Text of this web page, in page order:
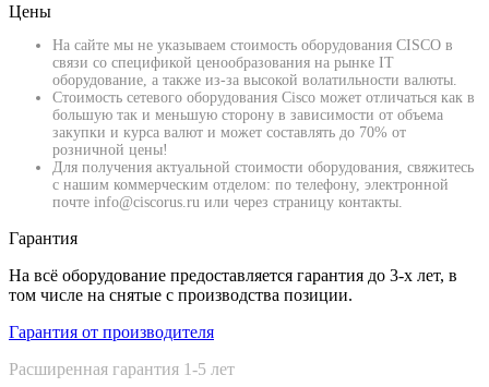
Цены
На сайте мы не указываем стоимость оборудования CISCO в
связи со спецификой ценообразования на рынке IT
оборудование, а также из-за высокой волатильности валюты.
Стоимость сетевого оборудования Cisco может отличаться как в
большую так и меньшую сторону в зависимости от объема
закупки и курса валют и может составлять до 70% от
розничной цены!
Для получения актуальной стоимости оборудования, свяжитесь
с нашим коммерческим отделом: по телефону, электронной
почте info@ciscorus.ru или через страницу контакты.
Гарантия
На всё оборудование предоставляется гарантия до 3-х лет, в
том числе на снятые с производства позиции.
Гарантия от производителя
Расширенная гарантия 1-5 лет